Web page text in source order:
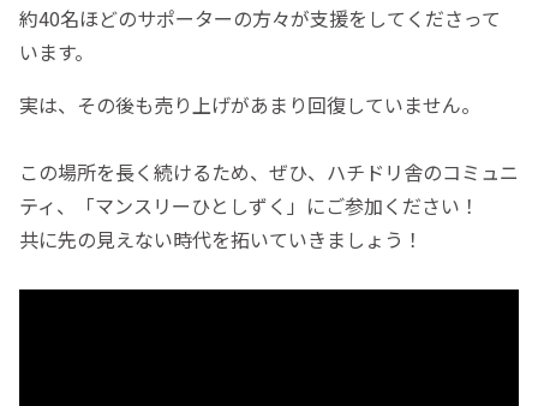
約40名ほどのサポーターの方々が支援をしてくださって
います。
実は、その後も売り上げがあまり回復していません。
この場所を長く続けるため、ぜひ、ハチドリ舎のコミュニ
ティ、「マンスリーひとしずく」にご参加ください！
共に先の見えない時代を拓いていきましょう！